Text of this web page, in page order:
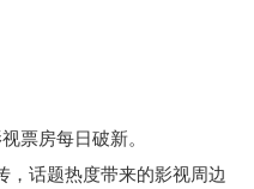
票房每日破新。
，话题热度带来的影视周边